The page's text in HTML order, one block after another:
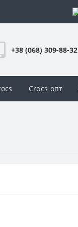
+38 (068) 309-88-32
Crocs опт